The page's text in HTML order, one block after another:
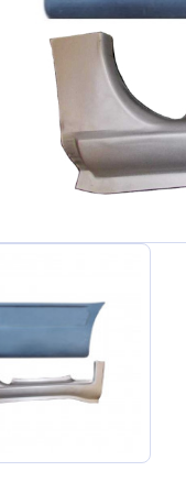
Peugeot
Renault
Skoda
Suzuki
Tesla
Volkswagen